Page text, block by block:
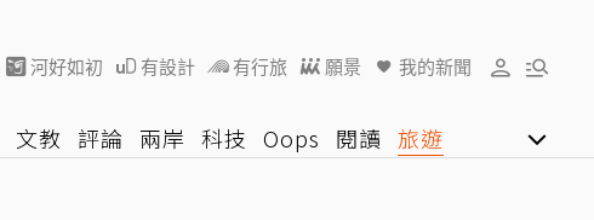
河好如初 有設計 有行旅 願景 我的新聞
文教 評論 兩岸 科技 Oops 閱讀 旅遊